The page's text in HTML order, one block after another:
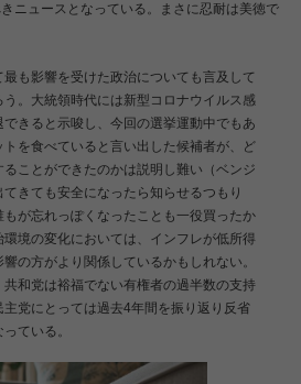
ニュースとなっている。まさに忍耐は美徳で
も影響を受けた政治についても言及して
。大統領時代には新型コロナウイルス感
きると示唆し、今回の選挙運動中でもあ
を食べていると言い出した候補者が、ど
ことができたのかは説明し難い（ベンジ
きても安全になったら知らせるつもり
が忘れっぽくなったことも一役買ったか
境の変化においては、インフレが低所得
の方がより関係しているかもしれない。
和党は裕福でない有権者の過半数の支持
党にとっては過去4年間を振り返り反省
ている。